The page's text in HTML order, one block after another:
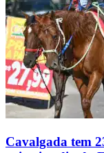
Cavalgada tem